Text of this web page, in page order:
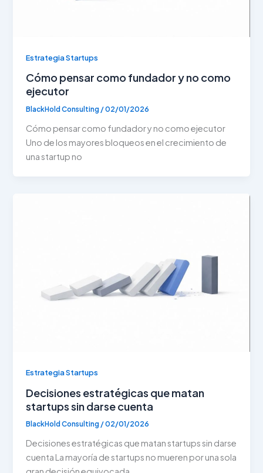
Estrategia Startups
Cómo pensar como fundador y no como
ejecutor
BlackHold Consulting /02/01/2026
Cómo pensar como fundador y no como ejecutor
Uno de los mayores bloqueos en el crecimiento de
una startup no
Estrategia Startups
Decisiones estratégicas que matan
startups sin darse cuenta
BlackHold Consulting /02/01/2026
Decisiones estratégicas que matan startups sin darse
cuenta La mayoría de startups no mueren por una sola